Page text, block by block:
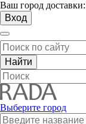
Ваш город доставки:
Вход
Выберите город